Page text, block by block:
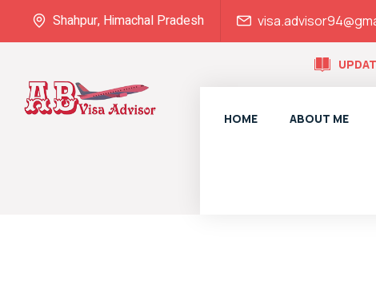
Shahpur, Himachal Pradesh
HOME ABOUT ME